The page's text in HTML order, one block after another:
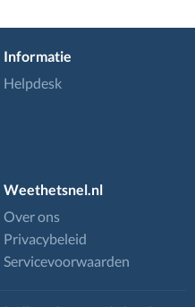
Informatie
Helpdesk
Weethetsnel.nl
Over ons
Privacybeleid
Servicevoorwaarden